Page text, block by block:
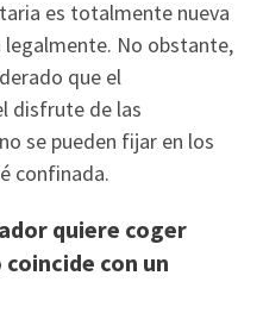
es totalmente nueva
No obstante,
que el
disfrute de las
se pueden fijar en los
confinada.
quiere coger
con un